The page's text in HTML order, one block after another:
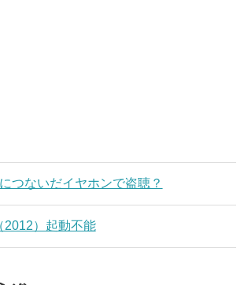
つないだイヤホンで盗聴？
2012）起動不能